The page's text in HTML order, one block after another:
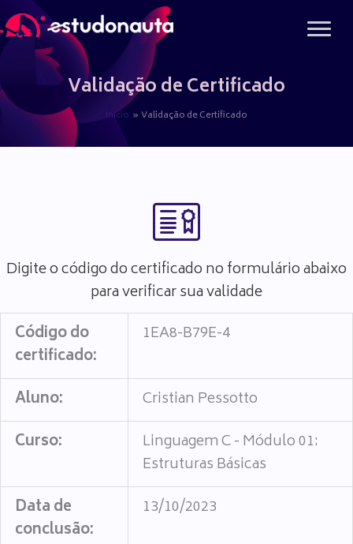
para
conteúdoValidação de Certificado
Início Validação de Certificado
Digite o código do certificado no formulário abaixo
para verificar sua validade
Código do
certificado:
1EA8-B79E-4
Aluno:
Cristian Pessotto
Curso:
Linguagem C - Módulo 01:
Estruturas Básicas
Data de
conclusão:
13/10/2023